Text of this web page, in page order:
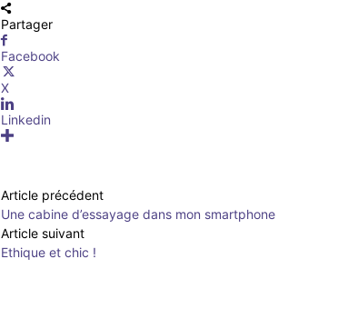
Partager
Facebook
X
Linkedin
Article précédent
Une cabine d’essayage dans mon smartphone
Article suivant
Ethique et chic !